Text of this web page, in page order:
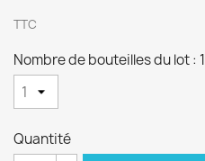
TTC
Nombre de bouteilles du lot : 1
Quantité